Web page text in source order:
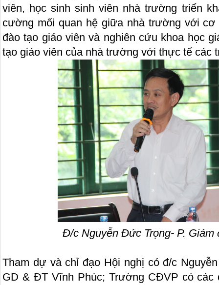
viên, học sinh sinh viên nhà trường triển
cường mối quan hệ giữa nhà trường với
đào tạo giáo viên và nghiên cứu khoa học
tạo giáo viên của nhà trường với thực tế các
Đ/c Nguyễn Đức Trọng- P.
Tham dự và chỉ đạo Hội nghị có đ/c
GD & ĐT Vĩnh Phúc; Trường CĐVP có các